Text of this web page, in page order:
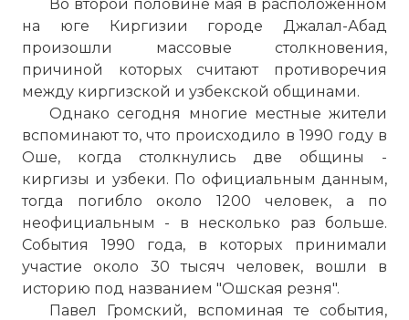
Во второй половине мая в расположенном
на юге Киргизии городе Джалал-Абад
произошли массовые столкновения,
причиной которых считают противоречия
между киргизской и узбекской общинами.
Однако сегодня многие местные жители
вспоминают то, что происходило в 1990 году в
Оше, когда столкнулись две общины -
киргизы и узбеки. По официальным данным,
тогда погибло около 1200 человек, а по
неофициальным - в несколько раз больше.
События 1990 года, в которых принимали
участие около 30 тысяч человек, вошли в
историю под названием "Ошская резня".
Павел Громский, вспоминая те события,
Вернуться в статью:Беспорядки на юге